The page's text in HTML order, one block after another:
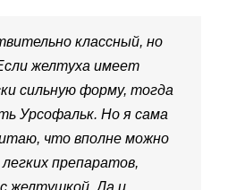
классный, но
желтуха имеет
сильную форму, тогда
Урсофальк. Но я сама
что вполне можно
препаратов,